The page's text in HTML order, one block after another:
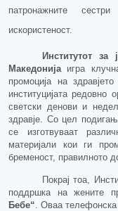
патронажните
искористеност.
Институтот за
Македонија игра
промоција на
институцијата
светски денови и
здравје. Со цел
се изготвуваат
материјали кои ги
бременост, правилното
Покрај тоа,
поддршка на жените
Бебе“ . Оваа телефонска